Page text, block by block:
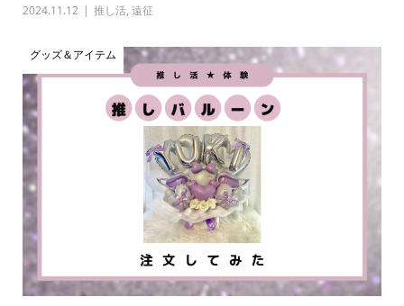
2024.11.12 推し活, 遠征
グッズ＆アイテム